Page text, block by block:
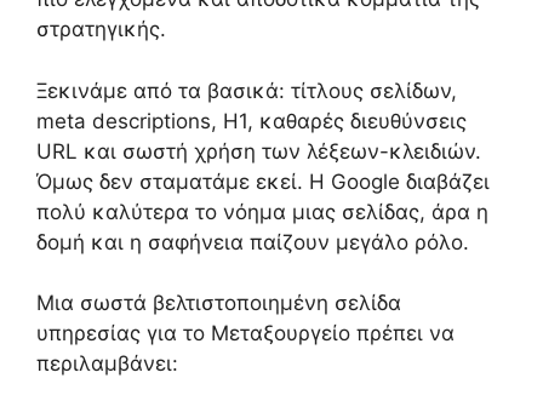
στρατηγικής.
Ξεκινάμε από τα βασικά: τίτλους σελίδων,
meta descriptions, H1, καθαρές διευθύνσεις
URL και σωστή χρήση των λέξεων-κλειδιών.
Όμως δεν σταματάμε εκεί. Η Google διαβάζει
πολύ καλύτερα το νόημα μιας σελίδας, άρα η
δομή και η σαφήνεια παίζουν μεγάλο ρόλο.
Μια σωστά βελτιστοποιημένη σελίδα
υπηρεσίας για το Μεταξουργείο πρέπει να
περιλαμβάνει: